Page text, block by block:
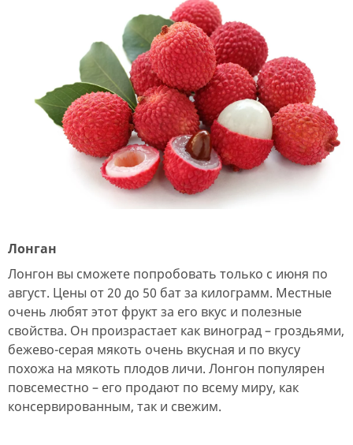
Лонган
Лонгон вы сможете попробовать только с июня по
август. Цены от 20 до 50 бат за килограмм. Местные
очень любят этот фрукт за его вкус и полезные
свойства. Он произрастает как виноград – гроздьями,
бежево-серая мякоть очень вкусная и по вкусу
похожа на мякоть плодов личи. Лонгон популярен
повсеместно – его продают по всему миру, как
консервированным, так и свежим.